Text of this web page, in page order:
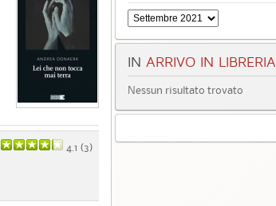
4.1 (3)
IN ARRIVO IN LIBRERIA
Nessun risultato trovato